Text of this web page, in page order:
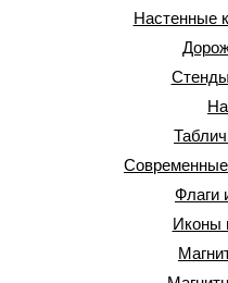
Настенные
Флаги
Иконы